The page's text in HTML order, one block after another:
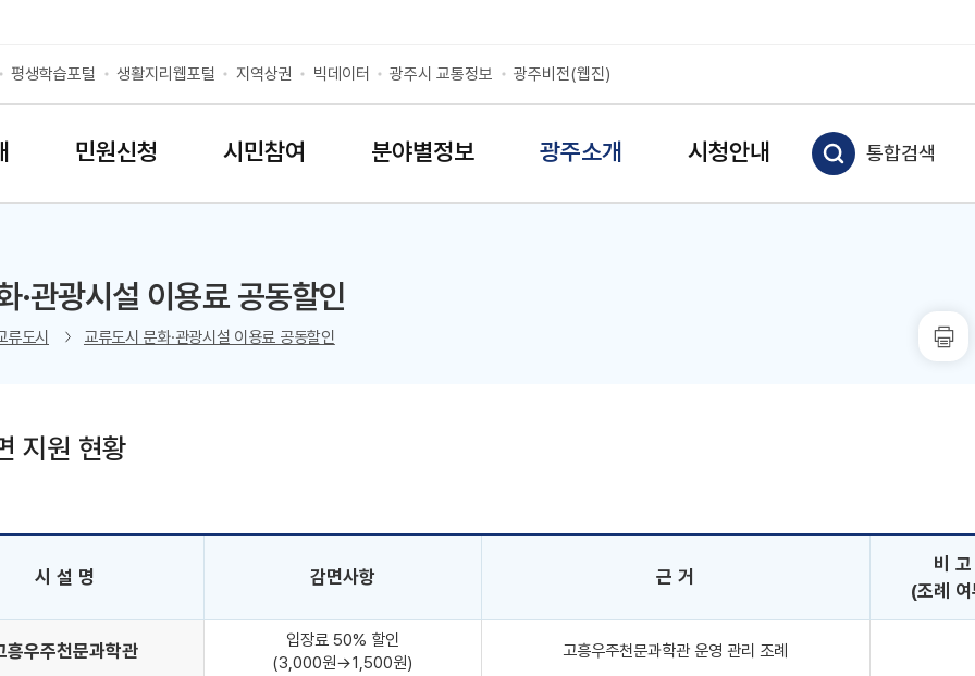
평생학습포털 생활지리웹포털 지역상권 빅데이터 광주시 교통정보 광주비전(웹진)
민원신청 시민참여 분야별정보 광주소개 시청안내 통합검색
·관광시설 이용료 공동할인
류도시 교류도시 문화·관광시설 이용료 공동할인
트 열기
지원 현황
시 설 명 감면사항 근 거
비 고
(조례
흥우주천문과학관
입장료 50% 할인
(3,000원→1,500원)
고흥우주천문과학관 운영 관리 조례